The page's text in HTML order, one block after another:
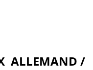
 ALLEMAND /